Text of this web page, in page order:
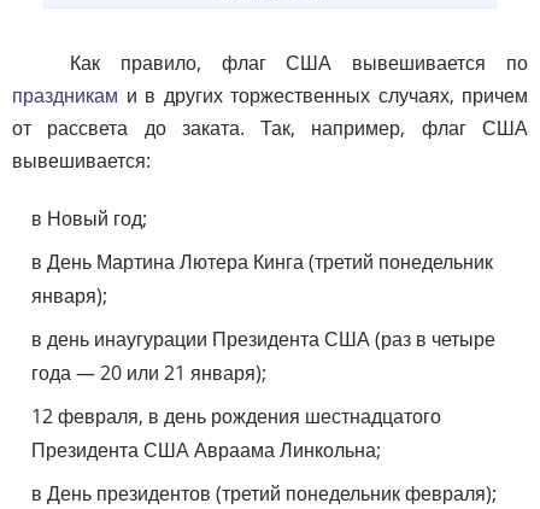
Как правило, флаг США вывешивается по
праздникам и в других торжественных случаях, причем
от рассвета до заката. Так, например, флаг США
вывешивается:
в Новый год;
в День Мартина Лютера Кинга (третий понедельник
января);
в день инаугурации Президента США (раз в четыре
года — 20 или 21 января);
12 февраля, в день рождения шестнадцатого
Президента США Авраама Линкольна;
в День президентов (третий понедельник февраля);